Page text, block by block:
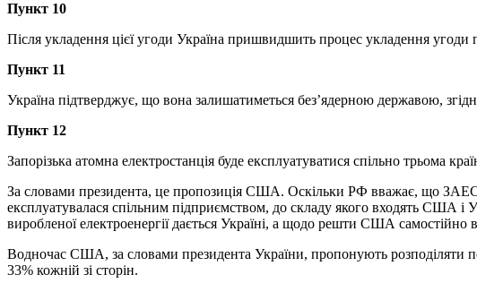
Пункт 10
Після укладення цієї угоди Україна пришвидшить процес укладення
Пункт 11
Україна підтверджує, що вона залишатиметься без’ядерною державою,
Пункт 12
Запорізька атомна електростанція буде експлуатуватися спільно трьома
За словами президента, це пропозиція США. Оскільки РФ вважає, що
експлуатувалася спільним підприємством, до складу якого входять США і
виробленої електроенергії дається Україні, а щодо решти США самостійно
Водночас США, за словами президента України, пропонують
33% кожній зі сторін.